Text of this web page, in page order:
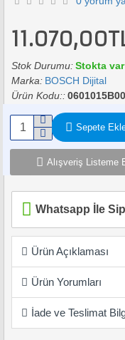
Ürün Açıklaması
Ürün Yorumları
İade ve Teslimat
Whatsapp İle
Stok Durumu:Stokta var
Marka: BOSCH Dijital
Ürün Kodu::0601015B00
Sepete
Alışveriş Listeme